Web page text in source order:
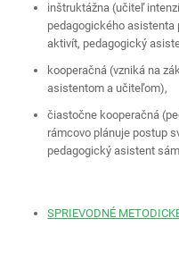
inštruktážna (učiteľ
pedagogického asistenta
aktivít, pedagogický
kooperačná (vzniká na
asistentom a učiteľom),
čiastočne kooperačná
rámcovo plánuje postup
pedagogický asistent
SPRIEVODNÉ